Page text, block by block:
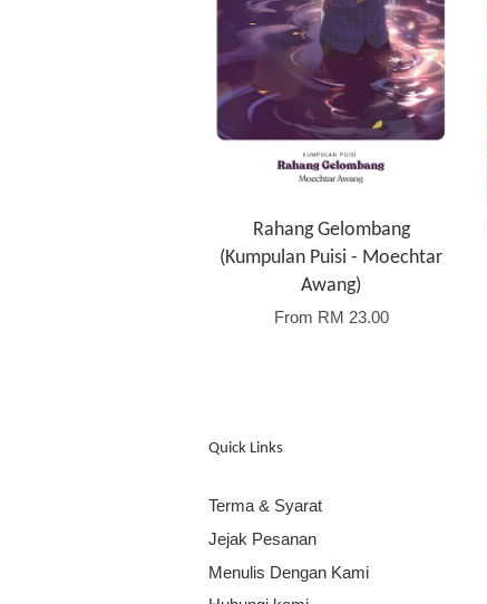
Rahang Gelombang
(Kumpulan Puisi - Moechtar
Awang)
From RM 23.00
Quick Links
Terma & Syarat
Jejak Pesanan
Menulis Dengan Kami